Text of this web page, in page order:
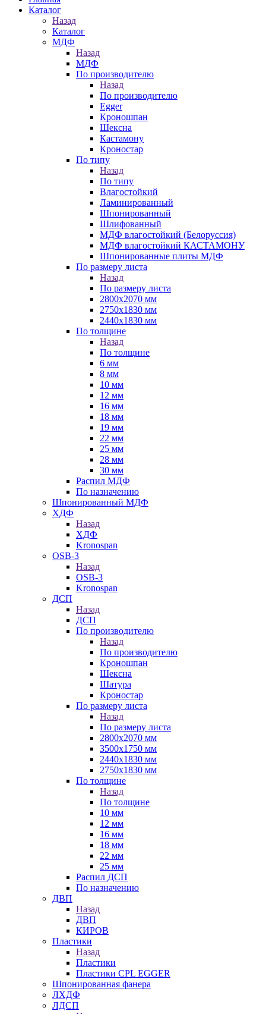
Каталог
Назад
Каталог
МДФ
Назад
МДФ
По производителю
Назад
По производителю
Egger
Кроношпан
Шексна
Кастамону
Кроностар
По типу
Назад
По типу
Влагостойкий
Ламинированный
Шпонированный
Шлифованный
МДФ влагостойкий (Белоруссия)
МДФ влагостойкий КАСТАМОНУ
Шпонированные плиты МДФ
По размеру листа
Назад
По размеру листа
2800х2070 мм
2750х1830 мм
2440х1830 мм
По толщине
Назад
По толщине
6 мм
8 мм
10 мм
12 мм
16 мм
18 мм
19 мм
22 мм
25 мм
28 мм
30 мм
Распил МДФ
По назначению
Шпонированный МДФ
ХДФ
Назад
ХДФ
Kronospan
OSB-3
Назад
OSB-3
Kronospan
ДСП
Назад
ДСП
По производителю
Назад
По производителю
Кроношпан
Шексна
Шатура
Кроностар
По размеру листа
Назад
По размеру листа
2800х2070 мм
3500х1750 мм
2440х1830 мм
2750х1830 мм
По толщине
Назад
По толщине
10 мм
12 мм
16 мм
18 мм
22 мм
25 мм
Распил ДСП
По назначению
ДВП
Назад
ДВП
КИРОВ
Пластики
Назад
Пластики
Пластики CPL EGGER
Шпонированная фанера
ЛХДФ
ЛДСП